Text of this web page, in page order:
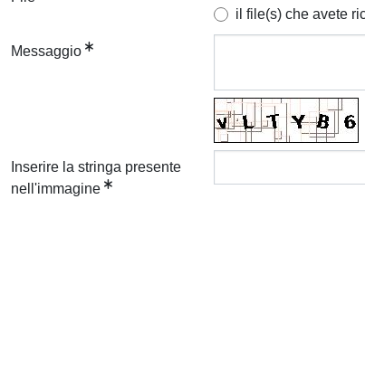
il file(s) che avete
Messaggio
Inserire la stringa presente
nell'immagine